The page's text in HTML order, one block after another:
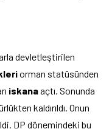
devletleştirilen
orman statüsünden
iskanaaçtı. Sonunda
kaldırıldı. Onun
DP dönemindeki bu